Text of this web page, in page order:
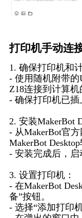
打印机手动连
1. 确保打印机和
- 使用随机附带的
Z18连接到计算机
- 确保打印机已插
2. 安装MakerBot
- 从MakerBot官
MakerBot Desktop
- 安装完成后，启
3. 设置打印机：
- 在MakerBot
备”按钮。
- 选择“添加打印机